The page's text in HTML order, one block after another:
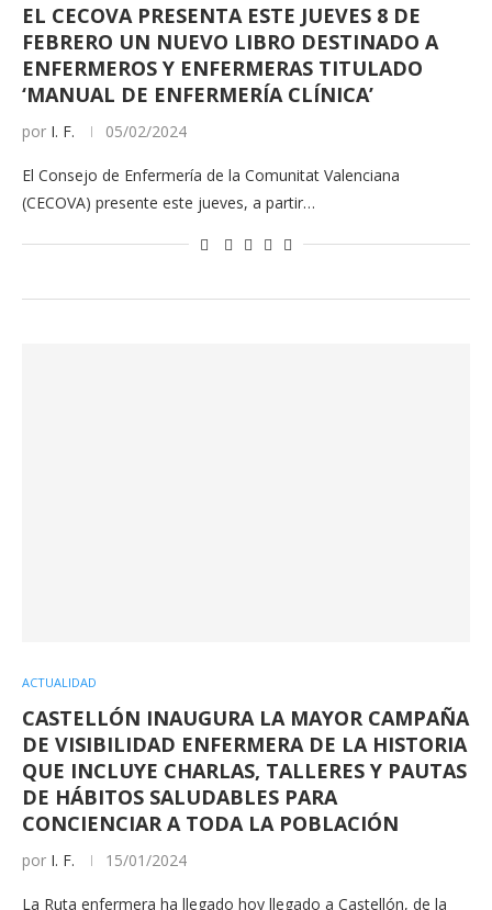
EL CECOVA PRESENTA ESTE JUEVES 8 DE
FEBRERO UN NUEVO LIBRO DESTINADO A
ENFERMEROS Y ENFERMERAS TITULADO
‘MANUAL DE ENFERMERÍA CLÍNICA’
por I. F. 05/02/2024
El Consejo de Enfermería de la Comunitat Valenciana
(CECOVA) presente este jueves, a partir…
ACTUALIDAD
CASTELLÓN INAUGURA LA MAYOR CAMPAÑA
DE VISIBILIDAD ENFERMERA DE LA HISTORIA
QUE INCLUYE CHARLAS, TALLERES Y PAUTAS
DE HÁBITOS SALUDABLES PARA
CONCIENCIAR A TODA LA POBLACIÓN
por I. F. 15/01/2024
La Ruta enfermera ha llegado hoy llegado a Castellón, de la